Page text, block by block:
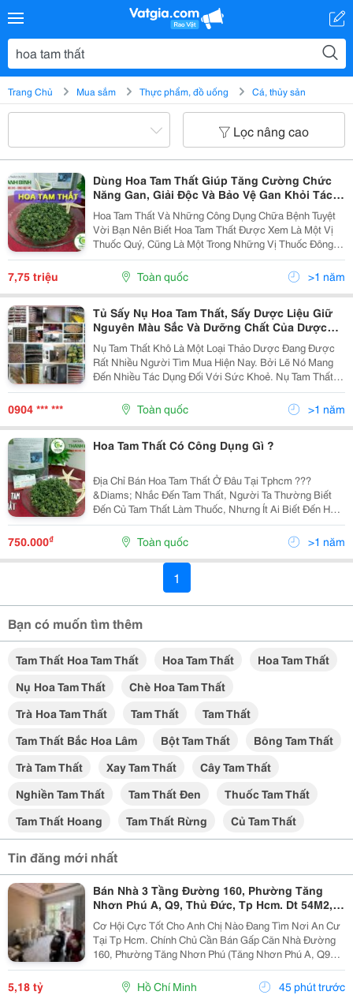
Trang Chủ Mua sắm Thực phẩm, đồ uống Cá, thủy sản
Lọc nâng cao
Dùng Hoa Tam Thất Giúp Tăng Cường Chức
Năng Gan, Giải Độc Và Bảo Vệ Gan Khỏi Tác
Nhân Gây Bệnh
Hoa Tam Thất Và Những Công Dụng Chữa Bệnh Tuyệt
Vời Bạn Nên Biết Hoa Tam Thất Được Xem Là Một Vị
Thuốc Quý, Cũng Là Một Trong Những Vị Thuốc Đông Y
Nổi Tiếng. Hoa Tam Thất Được Ví Là Thần Dược Nước
Nam Vì Nó Chỉ Xuất Hiện Ở Việt Nam. Vậy Vì Sao...
7,75 triệu Toàn quốc >1 năm
Tủ Sấy Nụ Hoa Tam Thất, Sấy Dược Liệu Giữ
Nguyên Màu Sắc Và Dưỡng Chất Của Dược
Liệu
Nụ Tam Thất Khô Là Một Loại Thảo Dược Đang Được
Rất Nhiều Người Tìm Mua Hiện Nay. Bởi Lẽ Nó Mang
Đến Nhiều Tác Dụng Đối Với Sức Khoẻ. Nụ Tam Thất
Sấy Là Phương Pháp Sấy Hoa Tam Thất Phù Hợp Giúp
Đảm Bảo Hiệu Quả Sấy Khô Nhanh, Giữ Màu Sắc Đẹp
0904 *** *** Toàn quốc >1 năm
Hoa Tam Thất Có Công Dụng Gì ?
Địa Chỉ Bán Hoa Tam Thất Ở Đâu Tại Tphcm ???
&Diams; Nhắc Đến Tam Thất, Người Ta Thường Biết
Đến Củ Tam Thất Làm Thuốc, Nhưng Ít Ai Biết Đến Hoa
Tam Thất. Thật Ra Nụ Hoa Của Loại Cây Này Cũng Có
Tác Dụng Chữa Bệnh Rất Tốt. Vì Thế Giá Nụ Hoa Tam...
750.000₫ Toàn quốc >1 năm
1
Bạn có muốn tìm thêm
Tam Thất Hoa Tam Thất Hoa Tam Thất
Hoa Tam Thất
Nụ Hoa Tam Thất
Chè Hoa Tam Thất
Trà Hoa Tam Thất
Tam Thất
Tam Thất
Tam Thất Bắc Hoa Lâm
Bột Tam Thất
Bông Tam Thất
Trà Tam Thất
Xay Tam Thất
Cây Tam Thất
Nghiền Tam Thất
Tam Thất Đen
Thuốc Tam Thất
Tam Thất Hoang
Tam Thất Rừng Củ Tam Thất
Tin đăng mới nhất
Bán Nhà 3 Tầng Đường 160, Phường Tăng
Nhơn Phú A, Q9, Thủ Đức, Tp Hcm. Dt 54M2,
Sổ Hồng Riêng. Giá 5,18 Tỷ
Cơ Hội Cực Tốt Cho Anh Chị Nào Đang Tìm Nơi An Cư
Tại Tp Hcm. Chính Chủ Cần Bán Gấp Căn Nhà Đường
160, Phường Tăng Nhơn Phú (Tăng Nhơn Phú A, Q9
Cũ). Vị Trí Nhà Nằm Trong Khu Dân Cư Ổn Định, Giao
Thông Thuận Tiện Chỉ Vài Bước Là Ra Lã Xuân Oai,
5,18 tỷ Hồ Chí Minh 45 phút trước